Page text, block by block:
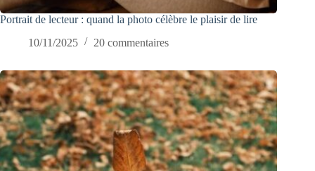
Portrait de lecteur : quand la photo célèbre le plaisir de lire
10/11/2025
20 commentaires